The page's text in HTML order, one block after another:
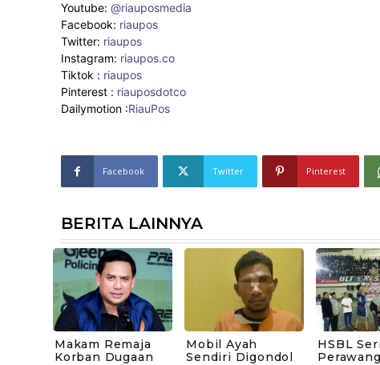
Youtube: @riauposmedia
Facebook: riaupos
Twitter: riaupos
Instagram: riaupos.co
Tiktok : riaupos
Pinterest : riauposdotco
Dailymotion :RiauPos
Facebook Twitter Pinterest
BERITA LAINNYA
Makam Remaja
Korban Dugaan
Mobil Ayah
Sendiri Digondol
HSBL Seri